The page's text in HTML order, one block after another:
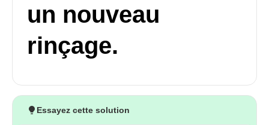
un nouveau
rinçage.
Essayez cette solution